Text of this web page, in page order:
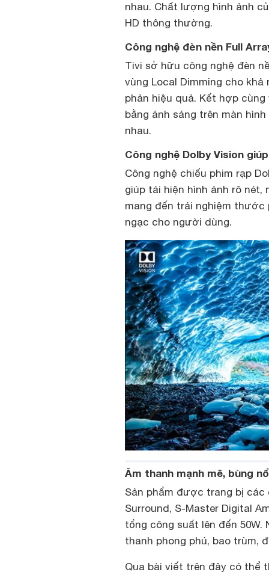
nhau. Chất lượng hình ảnh
HD thông thường.
Công nghệ đèn nền Full
Tivi sở hữu công nghệ đèn
vùng Local Dimming cho
phản hiệu quả. Kết hợp
bằng ánh sáng trên màn
nhau.
Công nghệ Dolby Vision
Công nghệ chiếu phim rạp
giúp tái hiện hình ảnh rõ
mang đến trải nghiệm thước
ngạc cho người dùng.
Âm thanh mạnh mẽ, bùng
Sản phẩm được trang bị các
Surround, S-Master Digital
tổng công suất lên đến
thanh phong phú, bao trùm,
Qua bài viết trên đây có thể